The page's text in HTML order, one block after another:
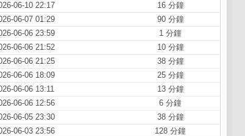
06-10 22:17
16 分鐘
06-07 01:29
90 分鐘
06-06 23:59
1 分鐘
06-06 21:52
10 分鐘
06-06 21:25
38 分鐘
06-06 18:09
25 分鐘
06-06 13:11
13 分鐘
06-06 12:56
6 分鐘
06-05 23:30
38 分鐘
06-03 23:56
128 分鐘